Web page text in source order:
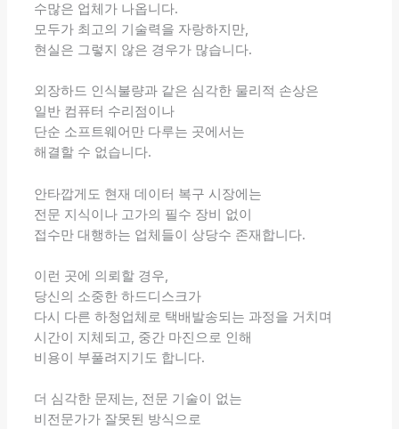
수많은 업체가 나옵니다.
모두가 최고의 기술력을 자랑하지만,
현실은 그렇지 않은 경우가 많습니다.
외장하드 인식불량과 같은 심각한 물리적 손상은
일반 컴퓨터 수리점이나
단순 소프트웨어만 다루는 곳에서는
해결할 수 없습니다.
안타깝게도 현재 데이터 복구 시장에는
전문 지식이나 고가의 필수 장비 없이
접수만 대행하는 업체들이 상당수 존재합니다.
이런 곳에 의뢰할 경우,
당신의 소중한 하드디스크가
다시 다른 하청업체로 택배발송되는 과정을 거치며
시간이 지체되고, 중간 마진으로 인해
비용이 부풀려지기도 합니다.
더 심각한 문제는, 전문 기술이 없는
비전문가가 잘못된 방식으로